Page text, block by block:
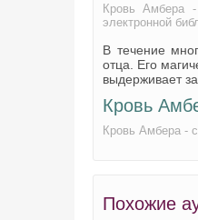
Кровь Амбера -
электронной
В течение
отца. Его
выдерживает
Кровь
Кровь Амбера -
Похожие